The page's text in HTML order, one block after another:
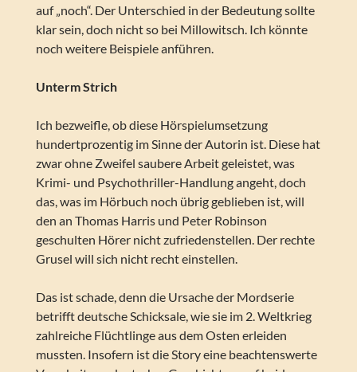
auf „noch“. Der Unterschied in der Bedeutung sollte
klar sein, doch nicht so bei Millowitsch. Ich könnte
noch weitere Beispiele anführen.
Unterm Strich
Ich bezweifle, ob diese Hörspielumsetzung
hundertprozentig im Sinne der Autorin ist. Diese hat
zwar ohne Zweifel saubere Arbeit geleistet, was
Krimi- und Psychothriller-Handlung angeht, doch
das, was im Hörbuch noch übrig geblieben ist, will
den an Thomas Harris und Peter Robinson
geschulten Hörer nicht zufriedenstellen. Der rechte
Grusel will sich nicht recht einstellen.
Das ist schade, denn die Ursache der Mordserie
betrifft deutsche Schicksale, wie sie im 2. Weltkrieg
zahlreiche Flüchtlinge aus dem Osten erleiden
mussten. Insofern ist die Story eine beachtenswerte